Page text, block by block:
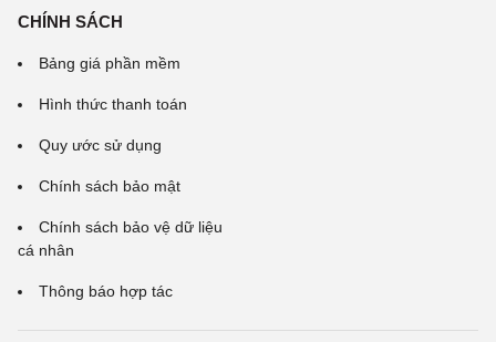
CHÍNH SÁCH
Bảng giá phần mềm
Hình thức thanh toán
Quy ước sử dụng
Chính sách bảo mật
Chính sách bảo vệ dữ liệu
cá nhân
Thông báo hợp tác